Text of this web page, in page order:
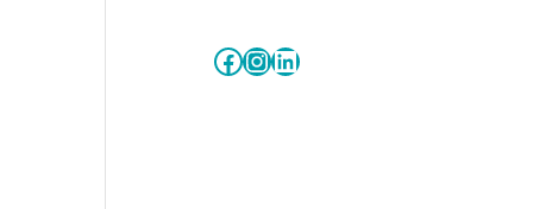
Facebook
Instagram
LinkedIn